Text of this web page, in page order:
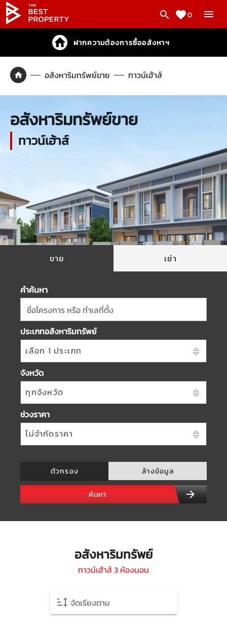
0
ฝากความต้องการซื้ออสังหาฯ
อสังหาริมทรัพย์ขาย ทาวน์เฮ้าส์
อสังหาริมทรัพย์ขาย
ทาวน์เฮ้าส์
ขาย เช่า
คำค้นหา
ชื่อโครงการ หรือ ทำเลที่ตั้ง
ประเภทอสังหาริมทรัพย์
เลือก 1 ประเภท
จังหวัด
ทุกจังหวัด
ช่วงราคา
ไม่จำกัดราคา
ตัวกรอง ล้างข้อมูล
ค้นหา
อสังหาริมทรัพย์
ทาวน์เฮ้าส์ 3 ห้องนอน
จัดเรียงตาม